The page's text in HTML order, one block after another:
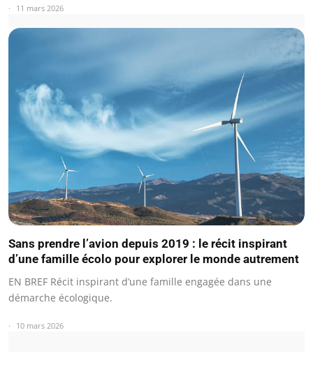
11 mars 2026
Sans prendre l’avion depuis 2019 : le récit inspirant
d’une famille écolo pour explorer le monde autrement
EN BREF Récit inspirant d’une famille engagée dans une
démarche écologique.
10 mars 2026